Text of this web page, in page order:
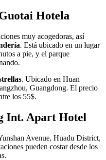
Hotela
muy acogedoras, así
. Está ubicado en un lugar
a pie, y el parque
. Ubicado en Huan
Guangdong. El precio
los 55$.
Int. Apart Hotel
Avenue, Huadu District,
pueden costar desde los